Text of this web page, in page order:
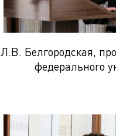
Л.В. Белгородская,
федерального